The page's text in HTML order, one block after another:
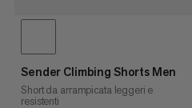
Sender Climbing Shorts Men
Short da arrampicata leggeri e
resistenti